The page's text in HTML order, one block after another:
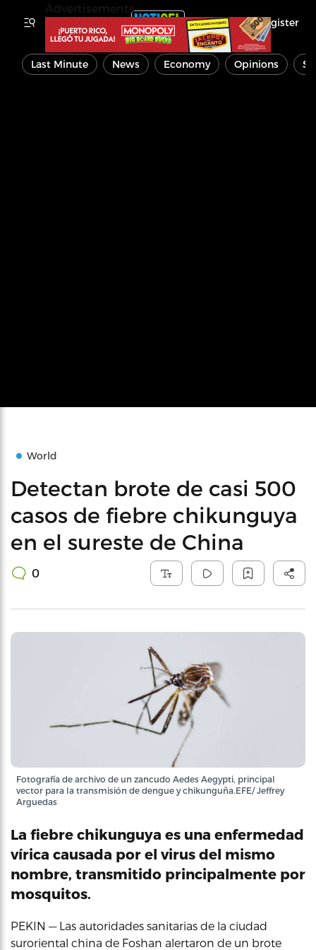
Register
Last Minute News Economy Opinions
World
Detectan brote de casi 500
casos de fiebre chikunguya
en el sureste de China
0
Fotografía de archivo de un zancudo Aedes Aegypti, principal
vector para la transmisión de dengue y chikunguña.EFE/ Jeffrey
Arguedas
La fiebre chikunguya es una enfermedad
vírica causada por el virus del mismo
nombre, transmitido principalmente por
mosquitos.
PEKIN — Las autoridades sanitarias de la ciudad
suroriental china de Foshan alertaron de un brote
Advertisements